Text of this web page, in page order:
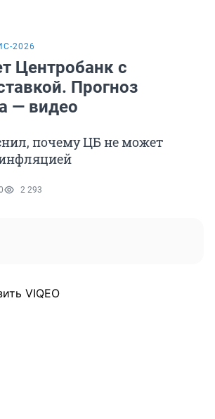
2026
Центробанк с
Прогноз
— видео
почему ЦБ не может
2 293
VIQEO